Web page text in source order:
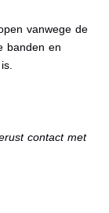
vanwege de
banden en
contact met